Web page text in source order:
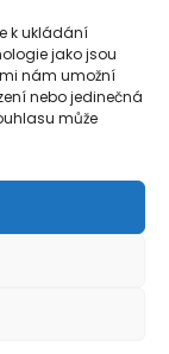
k ukládání
jako jsou
nám umožní
nebo jedinečná
může
s